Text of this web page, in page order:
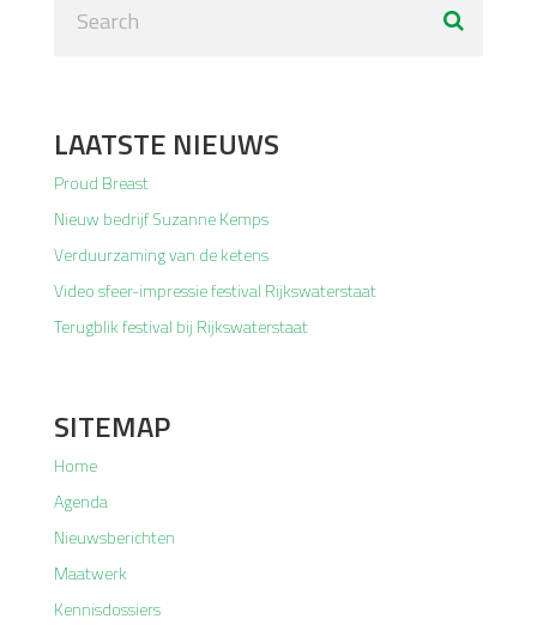
LAATSTE NIEUWS
Proud Breast
Nieuw bedrijf Suzanne Kemps
Verduurzaming van de ketens
Video sfeer-impressie festival Rijkswaterstaat
Terugblik festival bij Rijkswaterstaat
SITEMAP
Home
Agenda
Nieuwsberichten
Maatwerk
Kennisdossiers